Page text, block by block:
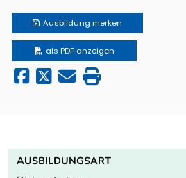
Ausbildung merken
als PDF anzeigen
AUSBILDUNGSART